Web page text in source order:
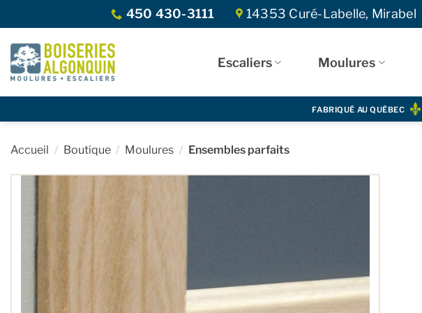
to
content
14353 Curé-Labelle, Mirabel
450 430-3111
Escaliers Moulures
FABRIQUÉ AU QUÉBEC
Accueil / Boutique / Moulures / Ensembles parfaits